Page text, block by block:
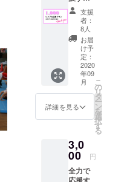
プラン
です。
期間終
了後、
心を込
めたお
礼の
メール
をお送
りさせ
て頂き
ます。
※支援金
援者様
が申し
込む際
に、任
支援
者：
8人
お届
け予
定：
2020
年09
月
詳細を見る
こ
の
リ
タ
ー
ン
を
選
択
す
る
3,0
00 円
全力で